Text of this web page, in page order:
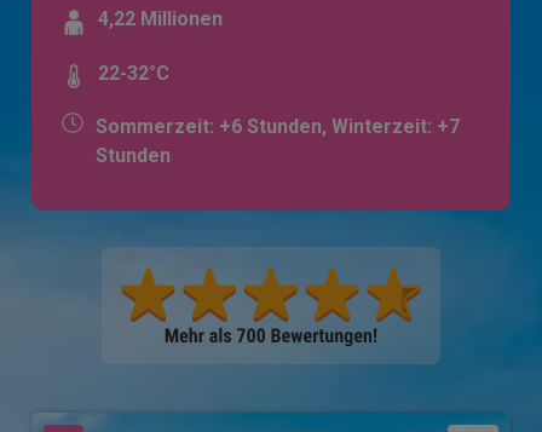
4,22 Millionen
22-32°C
Sommerzeit: +6 Stunden, Winterzeit: +7
Stunden